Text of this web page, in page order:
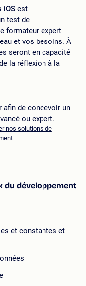
iOS est
test de
formateur expert
et vos besoins. À
seront en capacité
la réflexion à la
afin de concevoir un
ou expert.
nos solutions de
du développement
et constantes et